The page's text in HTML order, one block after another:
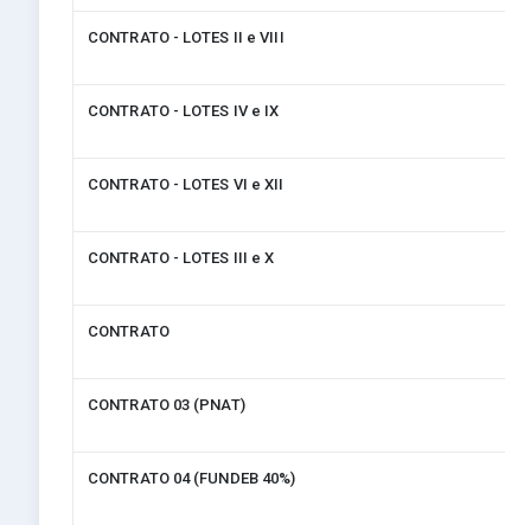
CONTRATO - LOTES II e VIII
CONTRATO - LOTES IV e IX
CONTRATO - LOTES VI e XII
CONTRATO - LOTES III e X
CONTRATO
CONTRATO 03 (PNAT)
CONTRATO 04 (FUNDEB 40%)